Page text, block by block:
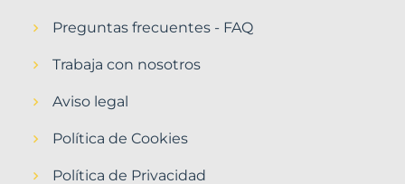
Preguntas frecuentes - FAQ
Trabaja con nosotros
Aviso legal
Política de Cookies
Política de Privacidad